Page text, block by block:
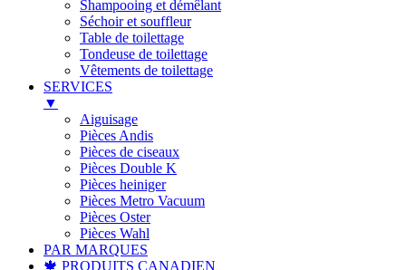
Shampooing et démêlant
Séchoir et souffleur
Table de toilettage
Tondeuse de toilettage
Vêtements de toilettage
SERVICES
▼
Aiguisage
Pièces Andis
Pièces de ciseaux
Pièces Double K
Pièces heiniger
Pièces Metro Vacuum
Pièces Oster
Pièces Wahl
PAR MARQUES
🍁 PRODUITS CANADIEN